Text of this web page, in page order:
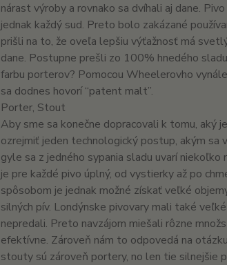
nárast výroby a rovnako sa dvíhali aj dane.
jednak každý sud. Preto bolo zakázané
prišli na to, že oveľa lepšiu výťažnosť má
dane. Postupne prešli zo 100% hnedého
farbu porterov? Pomocou Wheelerovho
sa dodnes hovorí “patent malt”.
Porter, Stout
Aby sme sa konečne dopracovali k tomu, aký
ozrejmiť jeden technologický postup, akým
gyle sa z jedného sypania sladu uvarí
je pre každé pivo úplný, od vystierky až po
spôsobom je jednak možné získať veľké
silných pív. Londýnske pivovary mali také
nepredali. Preto navzájom miešali rôzne
efektívne. Zároveň nám to odpovedá na
stouty sú zároveň portery, no len tie silnejšie